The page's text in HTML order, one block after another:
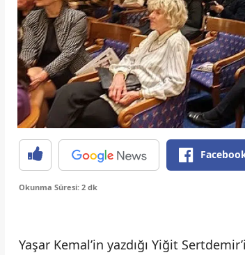
Okunma Süresi: 2 dk
Yaşar Kemal’in yazdığı Yiğit